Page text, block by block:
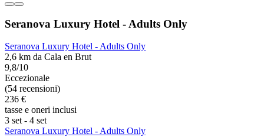
Seranova Luxury Hotel - Adults Only
Seranova Luxury Hotel - Adults Only
2,6 km da Cala en Brut
9,8/10
Eccezionale
(54 recensioni)
236 €
tasse e oneri inclusi
3 set - 4 set
Seranova Luxury Hotel - Adults Only